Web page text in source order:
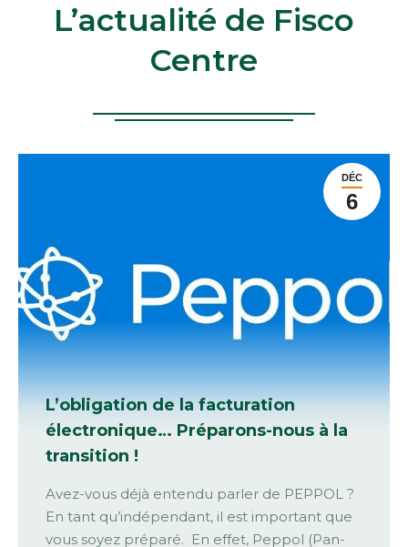
L’actualité de Fisco
Centre
DÉC
6
L’obligation de la facturation
électronique… Préparons-nous à la
transition !
Avez-vous déjà entendu parler de PEPPOL ?
En tant qu’indépendant, il est important que
vous soyez préparé. En effet, Peppol (Pan-